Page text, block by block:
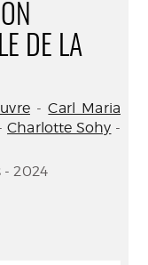
DE LA
-Carl Maria
Charlotte Sohy -
2024